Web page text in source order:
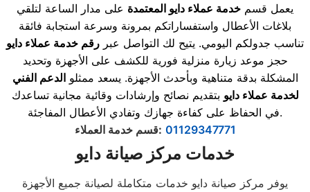
يعمل قسم خدمة عملاء دايو المعتمدة على مدار الساعة لتلقي
بلاغات الأعطال واستفساراتكم بمرونة وسرعة استجابة فائقة
تناسب جدولكم اليومي. يتيح لك التواصل عبر رقم خدمة عملاء دايو
حجز موعد زيارة منزلية فورية للكشف على الأجهزة وتحديد
المشكلة بدقة متناهية وبأحدث الأجهزة. يسعد ممثلوالدعم الفني
لخدمة عملاء دايو بتقديم نصائح وإرشادات وقائية مجانية تساعدك
في الحفاظ على كفاءة جهازك وتفادي الأعطال المفاجئة.
قسم خدمة العملاء: 01129347771
خدمات مركز صيانة دايو
يوفر مركز صيانة دايو خدمات متكاملة لصيانة جميع الأجهزة